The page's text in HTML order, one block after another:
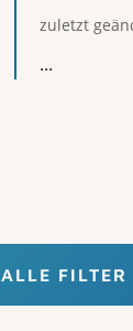
zuletzt
...
ALLE FILTER